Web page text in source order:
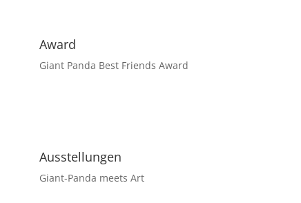
Award
Giant Panda Best Friends Award
Ausstellungen
Giant-Panda meets Art